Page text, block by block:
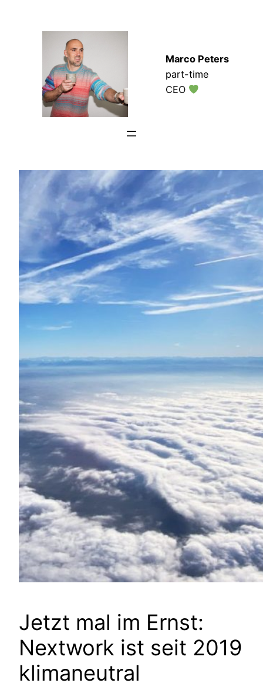
Marco Peters
part-time
CEO
Jetzt mal im Ernst:
Nextwork ist seit 2019
klimaneutral